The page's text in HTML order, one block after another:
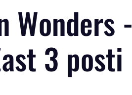
Wonders -
3 posti